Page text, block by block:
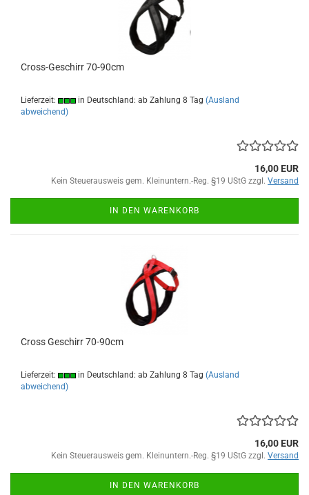
Cross-Geschirr 70-90cm
Lieferzeit: in Deutschland: ab Zahlung 8 Tag (Ausland
abweichend)
16,00 EUR
Kein Steuerausweis gem. Kleinuntern.-Reg. §19 UStG zzgl. Versand
IN DEN WARENKORB
Cross Geschirr 70-90cm
Lieferzeit: in Deutschland: ab Zahlung 8 Tag (Ausland
abweichend)
16,00 EUR
Kein Steuerausweis gem. Kleinuntern.-Reg. §19 UStG zzgl. Versand
IN DEN WARENKORB